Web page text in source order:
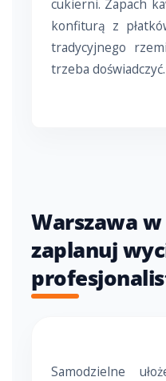
cukierni. Zapach
konfiturą z
tradycyjnego
trzeba doświadczyć.
Warszawa w
zaplanuj
Samodzielne